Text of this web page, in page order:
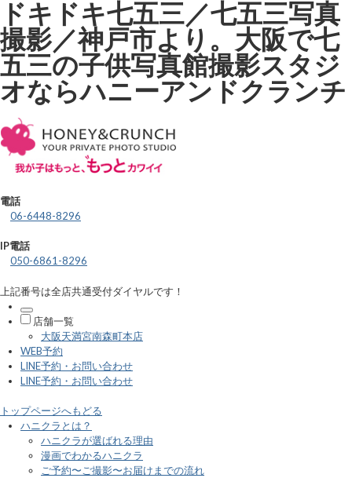
ドキドキ七五三／七五三写真
撮影／神戸市より。大阪で七
五三の子供写真館撮影スタジ
オならハニーアンドクランチ
電話
06-6448-8296
IP電話
050-6861-8296
上記番号は全店共通受付ダイヤルです！
店舗一覧
大阪天満宮南森町本店
WEB予約
LINE予約・お問い合わせ
LINE予約・お問い合わせ
トップページへもどる
ハニクラとは？
ハニクラが選ばれる理由
漫画でわかるハニクラ
ご予約〜ご撮影〜お届けまでの流れ